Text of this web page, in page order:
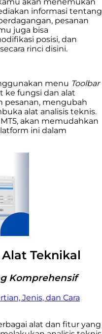
akan menemukan
informasi tentang
pesanan
juga bisa
posisi, dan
rinci disini.
menu Toolbar
ke fungsi dan alat
pesanan, mengubah
alat analisis teknis.
akan memudahkan
ini dalam
Teknikal
Komprehensif
Jenis, dan Cara
alat dan fitur yang